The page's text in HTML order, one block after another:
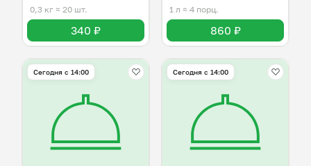
0,3 кг ≈ 20 шт.
340 ₽
1 л ≈ 4 порц.
860 ₽
Сегодня с 14:00 Сегодня с 14:00